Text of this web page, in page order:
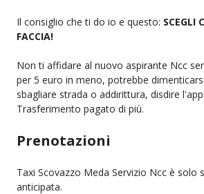
Il consiglio che ti do io e questo: SCEGLI
FACCIA!
Non ti affidare al nuovo aspirante Ncc
per 5 euro in meno, potrebbe
sbagliare strada o addirittura, disdire
Trasferimento pagato di più.
Prenotazioni
Taxi Scovazzo Meda Servizio Ncc è solo
anticipata.